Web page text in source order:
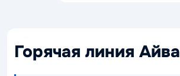
Горячая линия Айва